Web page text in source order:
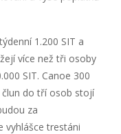
1.200 SIT a
více než tři osoby
SIT. Canoe 300
člun do tří osob stojí
za
vyhlášce trestáni